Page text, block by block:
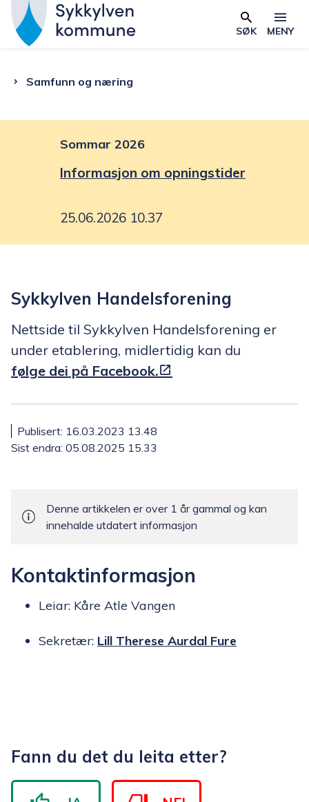
v
e
k
m
m
e
Skjema
SØK MENY
Du Samfunn og næring
Sommar 2026
Informasjon om opningstider
25.06.2026 10.37
Sykkylven Handelsforening
Nettside til Sykkylven Handelsforening er
under etablering, midlertidig kan du
følge dei på Facebook.
Publisert 16.03.2023 13.48
Sist endra 05.08.2025 15.33
Denne artikkelen er over 1 år gammal og kan
innehalde utdatert informasjon
Kontaktinformasjon
Leiar: Kåre Atle Vangen
Sekretær: Lill Therese Aurdal Fure
Fann du det du leita etter?